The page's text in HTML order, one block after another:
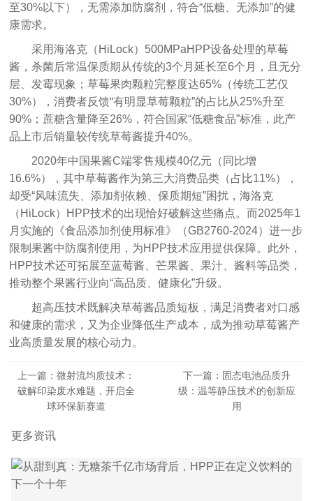
至30%以下），无需添加防腐剂，符合“低糖、无添加”的健
康需求。
采用海洛克（HiLock）500MPaHPP设备处理的草莓
酱，杀菌后常温保质期从传统的3个月延长至6个月，且无分
层、发霉现象；草莓果肉颗粒完整度达65%（传统工艺仅
30%），消费者反馈“有明显草莓颗粒”的占比从25%升至
90%；蔗糖含量降至26%，符合国家“低糖食品”标准，此产
品上市后销量较传统草莓酱提升40%。
2020年中国果酱C端零售规模40亿元（同比增
16.6%），其中草莓酱作为第三大消费品类（占比11%），
却受“风味流失、添加剂依赖、保质期短”困扰，海洛克
（HiLock）HPP技术的出现恰好破解这些痛点。而2025年1
月实施的《食品添加剂使用标准》（GB2760-2024）进一步
限制果酱中防腐剂使用，为HPP技术应用提供保障。此外，
HPP技术还可拓展至蓝莓酱、芒果酱、果汁、酱料等品类，
推动整个果酱行业向“高品质、健康化”升级。
超高压技术既解决草莓酱品质短板，满足消费者对口感
和健康的需求，又为企业降低生产成本，成为推动草莓酱产
业高质量发展的核心动力。
上一篇：微射流均质技术：
破解印染废水难题，开启全
球环保新赛道
下一篇：固态电池品质升
级：温等静压技术的创新应
用
更多资讯